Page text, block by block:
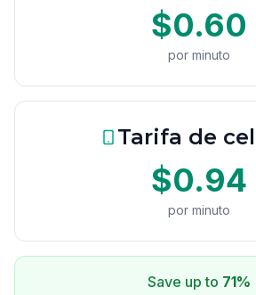
$0.60
por minuto
Tarifa de
$0.94
por minuto
Save up to 71%